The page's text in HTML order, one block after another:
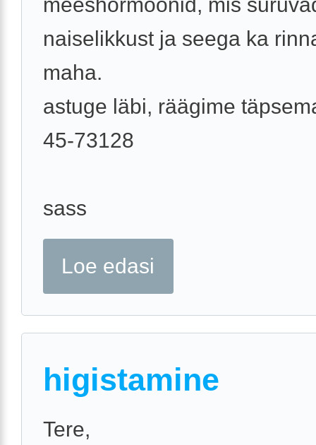
meeshormoonid, mis
naiselikkust ja seega ka
maha.
astuge läbi, räägime
45-73128
sass
Loe edasi
higistamine
Tere,